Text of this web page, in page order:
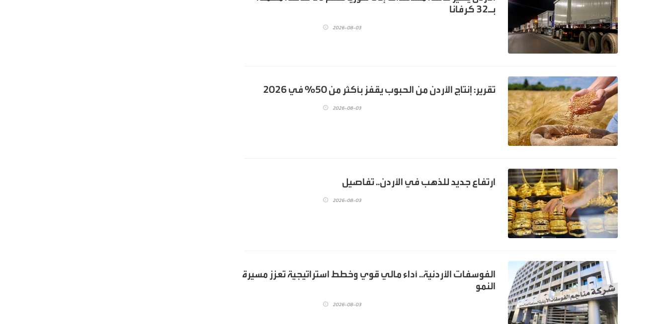
بـ32 كرفانا
2026-08-03
تقرير: إنتاج الأردن من الحبوب يقفز بأكثر من 50% في 2026
2026-08-03
ارتفاع جديد للذهب في الأردن.. تفاصيل
2026-08-03
الفوسفات الأردنية.. أداء مالي قوي وخطط استراتيجية تعزز مسيرة
النمو
2026-08-03